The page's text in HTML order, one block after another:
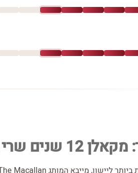
שנים שרי אוק